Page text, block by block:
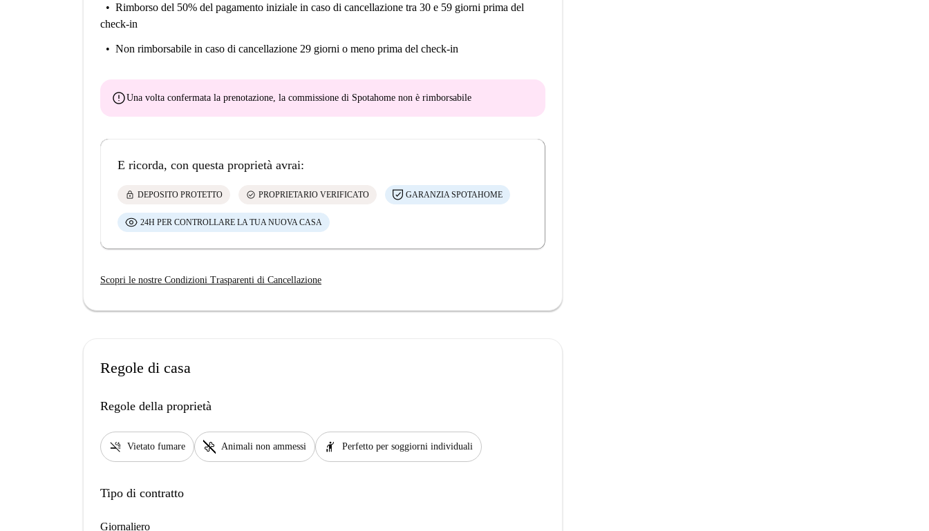
Rimborso del 50% del pagamento iniziale in caso di cancellazione tra 30 e 59 giorni prima del
check-in
Non rimborsabile in caso di cancellazione 29 giorni o meno prima del check-in
errorUna volta confermata la prenotazione, la commissione di Spotahome non è rimborsabile
E ricorda, con questa proprietà avrai:
lock DEPOSITO PROTETTO check_circle PROPRIETARIO VERIFICATO GARANZIA SPOTAHOME
24H PER CONTROLLARE LA TUA NUOVA CASA
Scopri le nostre Condizioni Trasparenti di Cancellazione
Regole di casa
Regole della proprietà
smoke_free Vietato fumare pet_supplies Animali non ammessi hail Perfetto per soggiorni individuali
Tipo di contratto
Giornaliero